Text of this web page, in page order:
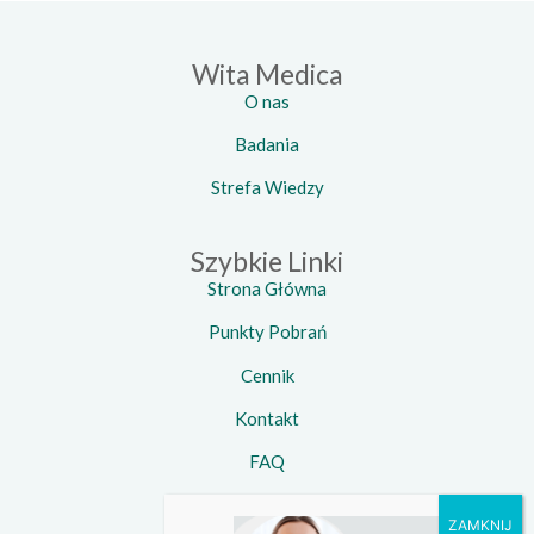
Wita Medica
O nas
Badania
Strefa Wiedzy
Szybkie Linki
Strona Główna
Punkty Pobrań
Cennik
Kontakt
FAQ